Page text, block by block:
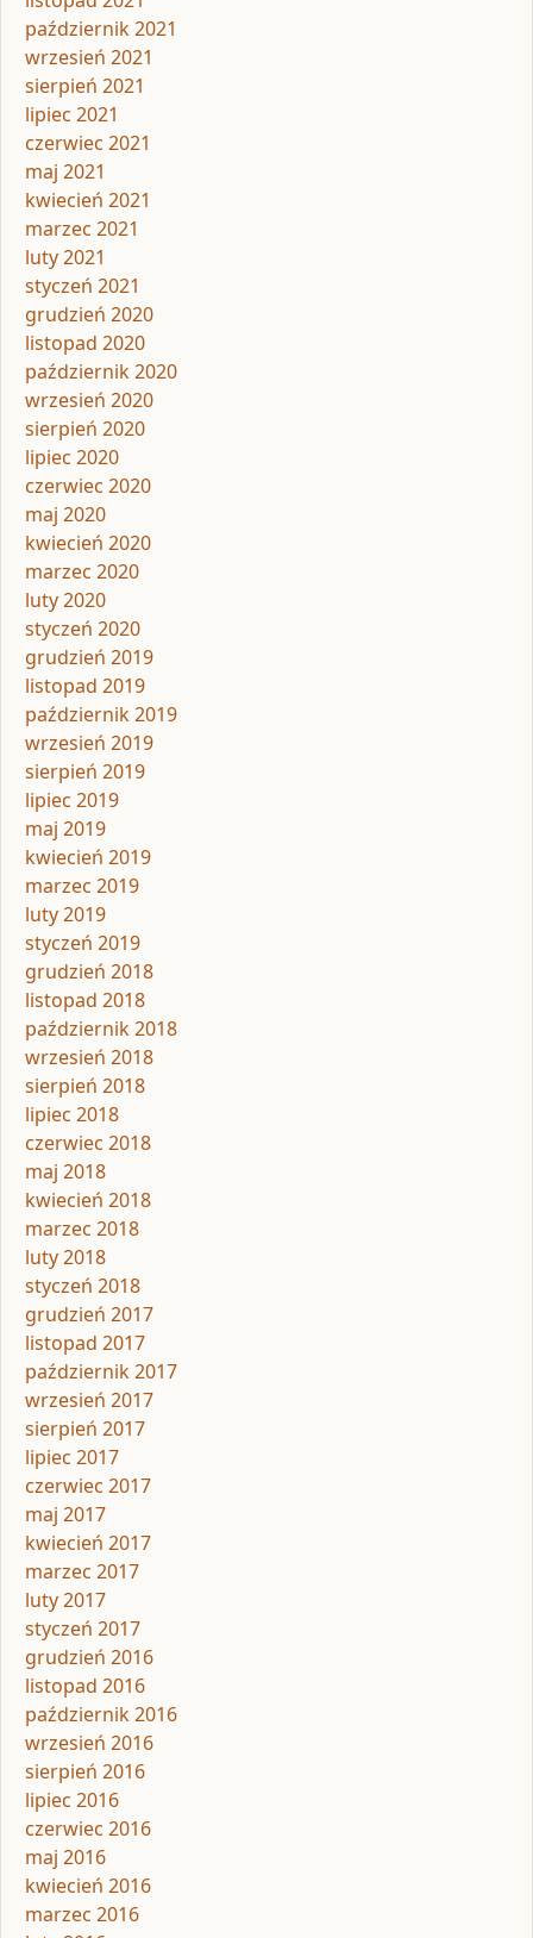
październik 2021
wrzesień 2021
sierpień 2021
lipiec 2021
czerwiec 2021
maj 2021
kwiecień 2021
marzec 2021
luty 2021
styczeń 2021
grudzień 2020
listopad 2020
październik 2020
wrzesień 2020
sierpień 2020
lipiec 2020
czerwiec 2020
maj 2020
kwiecień 2020
marzec 2020
luty 2020
styczeń 2020
grudzień 2019
listopad 2019
październik 2019
wrzesień 2019
sierpień 2019
lipiec 2019
maj 2019
kwiecień 2019
marzec 2019
luty 2019
styczeń 2019
grudzień 2018
listopad 2018
październik 2018
wrzesień 2018
sierpień 2018
lipiec 2018
czerwiec 2018
maj 2018
kwiecień 2018
marzec 2018
luty 2018
styczeń 2018
grudzień 2017
listopad 2017
październik 2017
wrzesień 2017
sierpień 2017
lipiec 2017
czerwiec 2017
maj 2017
kwiecień 2017
marzec 2017
luty 2017
styczeń 2017
grudzień 2016
listopad 2016
październik 2016
wrzesień 2016
sierpień 2016
lipiec 2016
czerwiec 2016
maj 2016
kwiecień 2016
marzec 2016